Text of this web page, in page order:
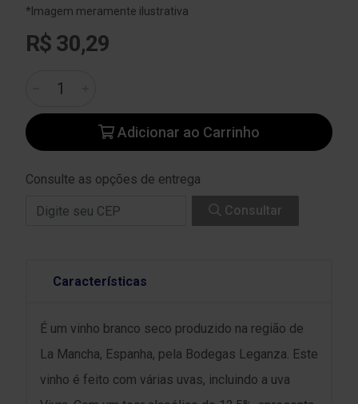
*Imagem meramente ilustrativa
R$ 30,29
Adicionar ao Carrinho
Consulte as opções de entrega
Consultar
Características
É um vinho branco seco produzido na região de
La Mancha, Espanha, pela Bodegas Leganza. Este
vinho é feito com várias uvas, incluindo a uva